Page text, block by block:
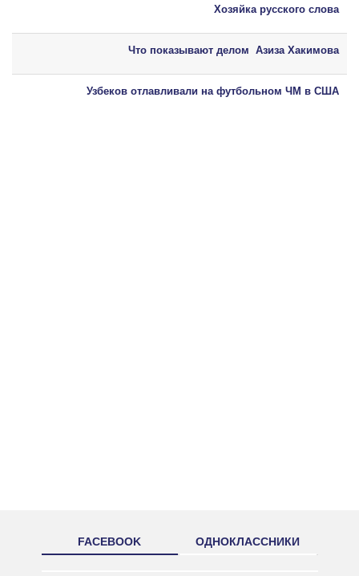
Хозяйка русского слова
Что показывают делом Азиза Хакимова
Узбеков отлавливали на футбольном ЧМ в США
FACEBOOK ОДНОКЛАССНИКИ